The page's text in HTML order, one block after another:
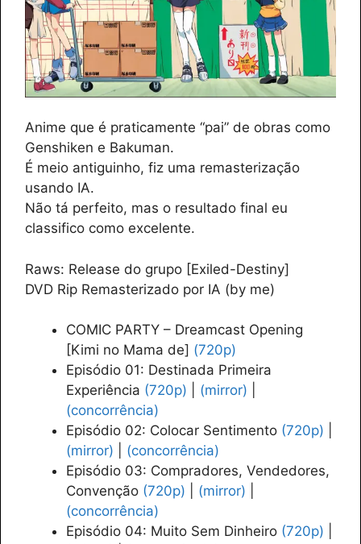
Anime que é praticamente “pai” de obras como
Genshiken e Bakuman.
É meio antiguinho, fiz uma remasterização
usando IA.
Não tá perfeito, mas o resultado final eu
classifico como excelente.
Raws: Release do grupo [Exiled-Destiny]
DVD Rip Remasterizado por IA (by me)
COMIC PARTY – Dreamcast Opening
[Kimi no Mama de] (720p)
Episódio 01: Destinada Primeira
Experiência (720p) (mirror)
(concorrência)
Episódio 02: Colocar Sentimento (720p)
(mirror)
(concorrência)
Episódio 03: Compradores, Vendedores,
Convenção (720p) (mirror)
(concorrência)
Episódio 04: Muito Sem Dinheiro (720p)